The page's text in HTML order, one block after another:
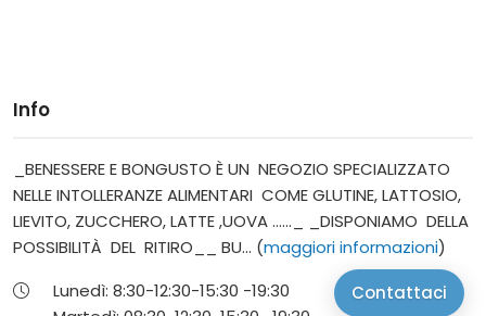
Contattaci
Info
_BENESSERE E BONGUSTO È UN NEGOZIO SPECIALIZZATO
NELLE INTOLLERANZE ALIMENTARI COME GLUTINE, LATTOSIO,
LIEVITO, ZUCCHERO, LATTE ,UOVA ......_ _DISPONIAMO DELLA
POSSIBILITÀ DEL RITIRO__ BU... (maggiori informazioni)
Lunedì:8:30-12:30-15:30 -19:30